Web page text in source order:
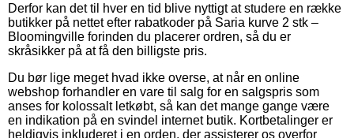
Derfor kan det til hver en tid blive nyttigt at studere en række
butikker på nettet efter rabatkoder på Saria kurve 2 stk –
Bloomingville forinden du placerer ordren, så du er
skråsikker på at få den billigste pris.
Du bør lige meget hvad ikke overse, at når en online
webshop forhandler en vare til salg for en salgspris som
anses for kolossalt letkøbt, så kan det mange gange være
en indikation på en svindel internet butik. Kortbetalinger er
heldigvis inkluderet i en orden, der assisterer os overfor